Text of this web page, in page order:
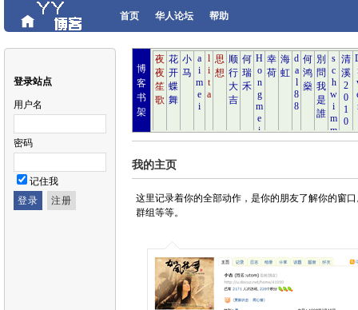
首页 华人论坛 帮助
登录站点
用户名
密码
记住我
博
客
书
架
我的主页
这里记录着你的全部动作，是你的朋友了解你的窗
群组等等。